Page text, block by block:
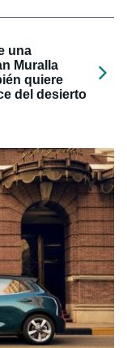
una
Muralla
quiere
del desierto